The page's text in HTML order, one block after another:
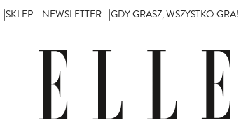
SKLEP NEWSLETTER GDY GRASZ, WSZYSTKO GRA!